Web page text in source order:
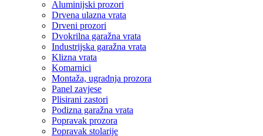
Aluminijski prozori
Drvena ulazna vrata
Drveni prozori
Dvokrilna garažna vrata
Industrijska garažna vrata
Klizna vrata
Komarnici
Montaža, ugradnja prozora
Panel zavjese
Plisirani zastori
Podizna garažna vrata
Popravak prozora
Popravak stolarije